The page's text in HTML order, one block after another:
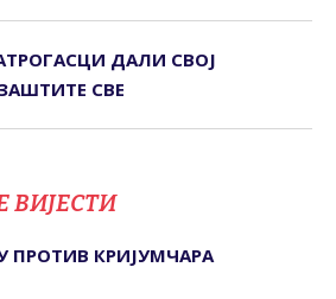
ДАЛИ СВОЈ
СВЕ
ВИЈЕСТИ
ПРОТИВ КРИЈУМЧАРА